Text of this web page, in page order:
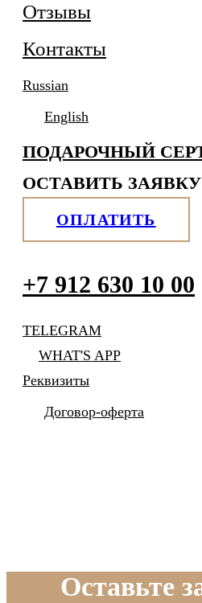
Отзывы
Контакты
Russian
English
ПОДАРОЧНЫЙ
ОСТАВИТЬ ЗАЯВКУ
ОПЛАТИТЬ
+7 912 630 10 00
TELEGRAM
WHAT'S APP
Реквизиты
Договор-оферта
Оставьте